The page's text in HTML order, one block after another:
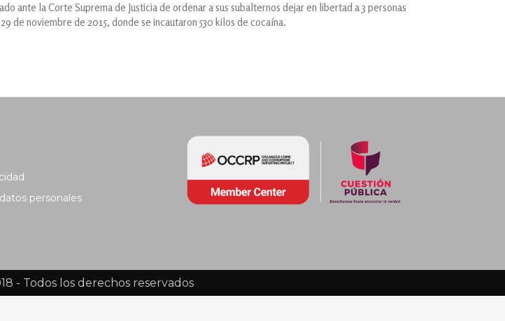
ante la Corte Suprema de Justicia de ordenar a sus subalternos dejar en libertad a 3 personas
de noviembre de 2015, donde se incautaron 530 kilos de cocaína.
personales
- Todos los derechos reservados